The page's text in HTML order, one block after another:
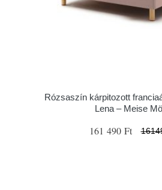
Rózsaszín kárpitozott
Lena – Meise
161 490 Ft